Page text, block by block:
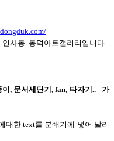
사동 동덕아트갤러리입니다.
, 문서세단기, fan, 타자기.._ 가
대한 text를 분쇄기에 넣어 날리